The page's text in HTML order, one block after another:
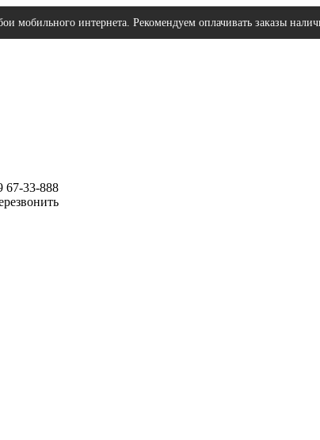
мобильного интернета. Рекомендуем оплачивать заказы
67-33-888